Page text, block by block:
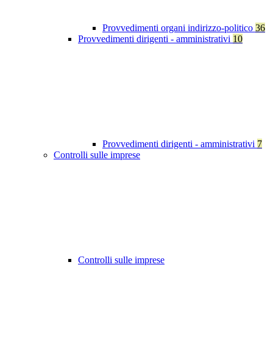
Provvedimenti organi indirizzo-politico 36
Provvedimenti dirigenti - amministrativi 10
Provvedimenti dirigenti - amministrativi 7
Controlli sulle imprese
Controlli sulle imprese